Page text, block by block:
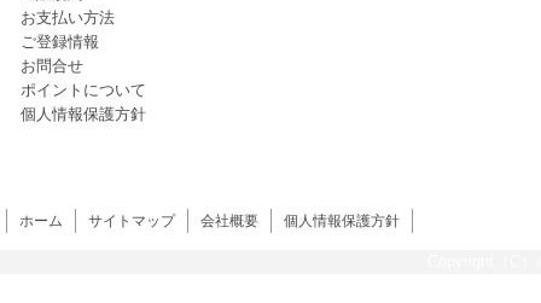
お支払い方法
ご登録情報
お問合せ
ポイントについて
個人情報保護方針
ホーム サイトマップ 会社概要 個人情報保護方針